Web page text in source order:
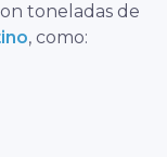
toneladas de
, como: